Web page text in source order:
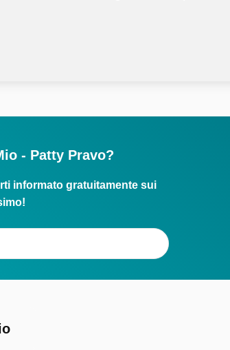
- Patty Pravo?
informato gratuitamente sui